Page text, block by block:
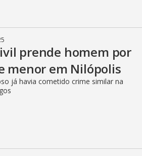
prende homem por
menor em Nilópolis
já havia cometido crime similar na